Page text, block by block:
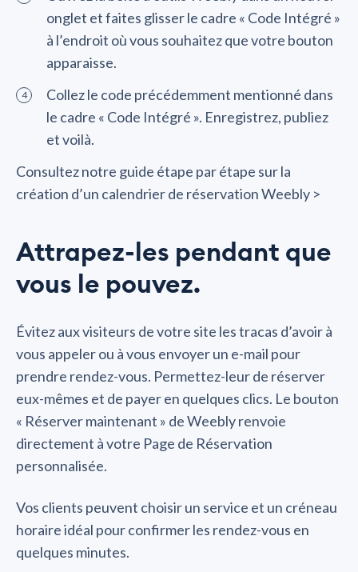
onglet et faites glisser le cadre « Code Intégré »
à l’endroit où vous souhaitez que votre bouton
apparaisse.
Collez le code précédemment mentionné dans
le cadre « Code Intégré ». Enregistrez, publiez
et voilà.
Consultez notre guide étape par étape sur la
création d’un calendrier de réservation Weebly >
Attrapez-les pendant que
vous le pouvez.
Évitez aux visiteurs de votre site les tracas d’avoir à
vous appeler ou à vous envoyer un e-mail pour
prendre rendez-vous. Permettez-leur de réserver
eux-mêmes et de payer en quelques clics. Le bouton
« Réserver maintenant » de Weebly renvoie
directement à votre Page de Réservation
personnalisée.
Vos clients peuvent choisir un service et un créneau
horaire idéal pour confirmer les rendez-vous en
quelques minutes.